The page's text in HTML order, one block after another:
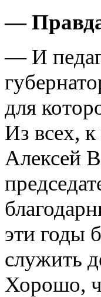
— Правда
— И
для
Из всех,
Алексей
эти годы
служить
Хорошо,